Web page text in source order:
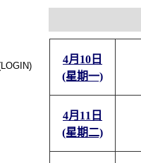
4月10日
(星期一)
4月11日
(星期二)